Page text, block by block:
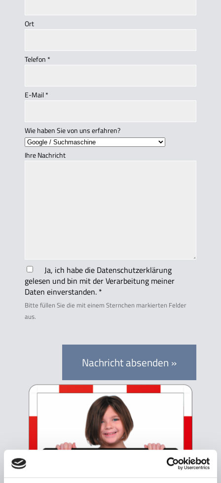
Ort
Telefon *
E-Mail*
Wie haben Sie von uns erfahren?
Ihre Nachricht
Ja, ich habe die Datenschutzerklärung
gelesen und bin mit der Verarbeitung meiner
Daten einverstanden. *
Bitte füllen Sie die mit einem Sternchen markierten Felder
aus.
Nachricht absenden »